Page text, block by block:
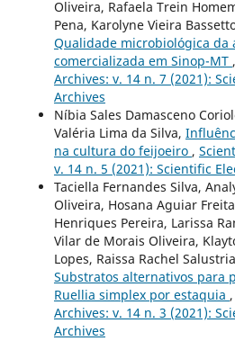
Oliveira, Rafaela Trein
Pena, Karolyne Vieira
Qualidade microbiológica da
comercializada em Sinop-MT ,
Archives: v. 14 n. 7 (2021):
Archives
Ní­bia Sales Damasceno
Valéria Lima da Silva,
na cultura do feijoeiro ,
v. 14 n. 5 (2021): Scientific
Taciella Fernandes Silva,
Oliveira, Hosana Aguiar
Henriques Pereira, Larissa
Vilar de Morais Oliveira,
Lopes, Raissa Rachel
Substratos alternativos para
Ruellia simplex por estaquia ,
Archives: v. 14 n. 3 (2021):
Archives